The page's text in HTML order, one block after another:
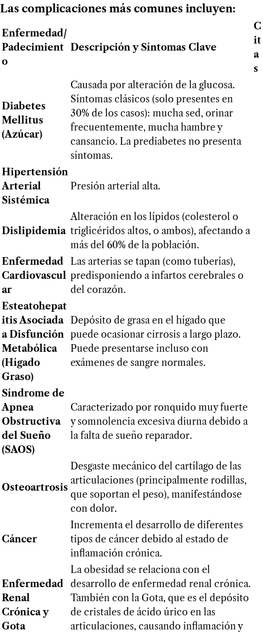
Las complicaciones más comunes incluyen:
Enfermedad/
Padecimient
o
Descripción y Síntomas Clave
C
it
a
s
Diabetes
Mellitus
(Azúcar)
Causada por alteración de la glucosa.
Síntomas clásicos (solo presentes en
30% de los casos): mucha sed, orinar
frecuentemente, mucha hambre y
cansancio. La prediabetes no presenta
síntomas.
Hipertensión
Arterial
Sistémica
Presión arterial alta.
Dislipidemia
Alteración en los lípidos (colesterol o
triglicéridos altos, o ambos), afectando a
más del 60% de la población.
Enfermedad
Cardiovascul
ar
Las arterias se tapan (como tuberías),
predisponiendo a infartos cerebrales o
del corazón.
Esteatohepat
itis Asociada
a Disfunción
Metabólica
(Hígado
Graso)
Depósito de grasa en el hígado que
puede ocasionar cirrosis a largo plazo.
Puede presentarse incluso con
exámenes de sangre normales.
Síndrome de
Apnea
Obstructiva
del Sueño
(SAOS)
Caracterizado por ronquido muy fuerte
y somnolencia excesiva diurna debido a
la falta de sueño reparador.
Osteoartrosis
Desgaste mecánico del cartílago de las
articulaciones (principalmente rodillas,
que soportan el peso), manifestándose
con dolor.
Cáncer
Incrementa el desarrollo de diferentes
tipos de cáncer debido al estado de
inflamación crónica.
Enfermedad
Renal
Crónica y
Gota
La obesidad se relaciona con el
desarrollo de enfermedad renal crónica.
También con la Gota, que es el depósito
de cristales de ácido úrico en las
articulaciones, causando inflamación y